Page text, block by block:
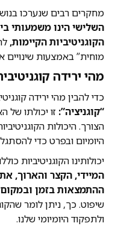
מחקרים רבים שנערכו
השלישי הינו משמעותי
הקוגניטיביות הקיימות,
מוחית” באמצעות שינויים
מהי ירידה
כדי להבין מהי ירידה
“קוגניציה”: זו יכולתו
הצורך. היכולות
היומיום ובפרט כדי
יכולותינו הקוגניטיביות
המיידי, הקצר והארוך,
ההתמצאות בזמן ובמקום
שיפוט. כך, ניתן לומר
ולתפקוד היומיומי שלנו.